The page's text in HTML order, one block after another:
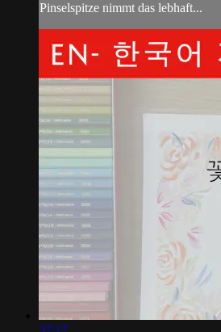
Pinselspitze nimmt das lebhaft...